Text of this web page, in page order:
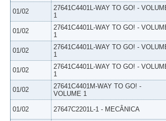
01/02
27641C4401L-WAY TO GO! -
1
01/02
27641C4401L-WAY TO GO! -
1
01/02
27641C4401L-WAY TO GO! -
1
01/02
27641C4401L-WAY TO GO! -
1
01/02
27641C4401M-WAY TO GO! -
VOLUME 1
01/02 27647C2201L-1 - MECÂNICA